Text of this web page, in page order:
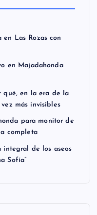
Las Rozas con
en Majadahonda
qué, en la era de la
más invisibles
para monitor de
completa
integral de los aseos
Sofía”